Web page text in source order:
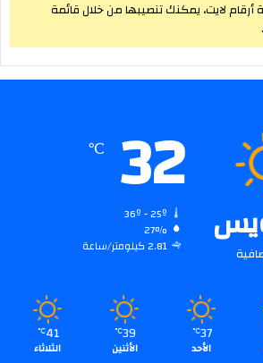
أرقام لايت، يمكنك تنصيبها من خلال قائمة
32
℃
27%
2.81 كيلومتر/ساعة
37
℃
الأحد
39
℃
الأثنين
41
℃
الثلاثاء